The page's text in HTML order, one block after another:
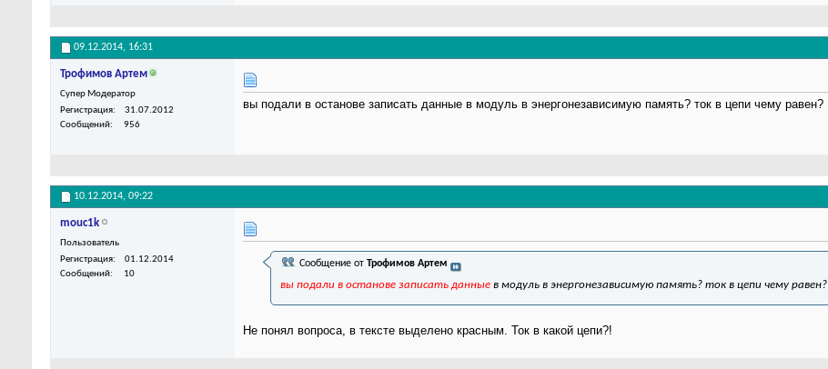
09.12.2014, 16:31
Трофимов Артем
Супер Модератор
Регистрация
31.07.2012
Сообщений
956
вы подали в останове записать данные в модуль в энергонезависимую память? ток в цепи чему равен?
10.12.2014, 09:22
mouc1k
Пользователь
Регистрация
01.12.2014
Сообщений
10
Сообщение от Трофимов Артем
вы подали в останове записать данные в модуль в энергонезависимую память? ток в цепи чему равен?
Не понял вопроса, в тексте выделено красным. Ток в какой цепи?!